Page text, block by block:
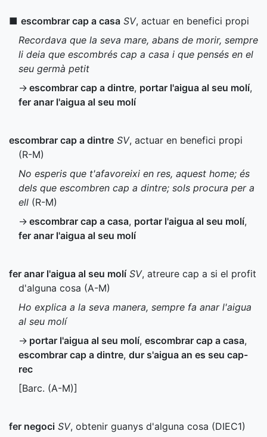
■ escombrar cap a casa SV, actuar en benefici propi
Recordava que la seva mare, abans de morir, sempre
li deia que escombrés cap a casa i que pensés en el
seu germà petit
→ escombrar cap a dintre, portar l'aigua al seu molí,
fer anar l'aigua al seu molí
escombrar cap a dintre SV, actuar en benefici propi
(R-M)
No esperis que t'afavoreixi en res, aquest home; és
dels que escombren cap a dintre; sols procura per a
ell (R-M)
→ escombrar cap a casa, portar l'aigua al seu molí,
fer anar l'aigua al seu molí
fer anar l'aigua al seu molí SV, atreure cap a si el profit
d'alguna cosa (A-M)
Ho explica a la seva manera, sempre fa anar l'aigua
al seu molí
→ portar l'aigua al seu molí, escombrar cap a casa,
escombrar cap a dintre, dur s'aigua an es seu cap-
rec
[Barc. (A-M)]
fer negoci SV, obtenir guanys d'alguna cosa (DIEC1)